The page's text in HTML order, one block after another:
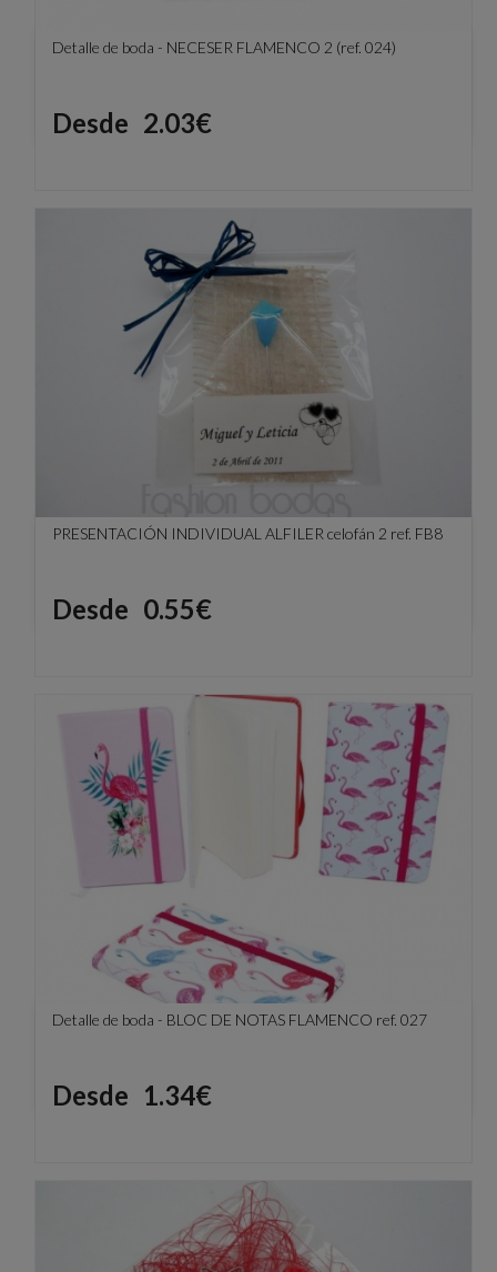
Detalle de boda - NECESER FLAMENCO 2 (ref. 024)
Precio
Desde 2.03€
PRESENTACIÓN INDIVIDUAL ALFILER celofán 2 ref. FB8
Precio
Desde 0.55€
Detalle de boda - BLOC DE NOTAS FLAMENCO ref. 027
Precio
Desde 1.34€